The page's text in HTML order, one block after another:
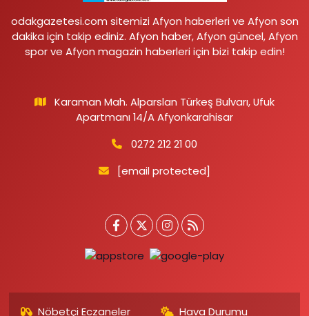
odakgazetesi.com sitemizi Afyon haberleri ve Afyon son
dakika için takip ediniz. Afyon haber, Afyon güncel, Afyon
spor ve Afyon magazin haberleri için bizi takip edin!
Karaman Mah. Alparslan Türkeş Bulvarı, Ufuk
Apartmanı 14/A Afyonkarahisar
0272 212 21 00
[email protected]
Nöbetçi Eczaneler
Hava Durumu